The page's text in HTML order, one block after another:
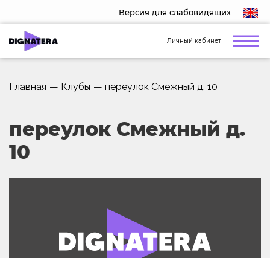
Версия для слабовидящих
Личный кабинет
Главная — Клубы — переулок Смежный д. 10
переулок Смежный д.
10